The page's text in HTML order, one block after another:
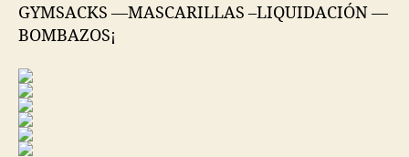
GYMSACKS —MASCARILLAS –LIQUIDACIÓN —
BOMBAZOS¡